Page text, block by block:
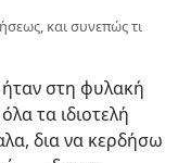
και συνεπώς τι
στη φυλακή
τα ιδιοτελή
δια να κερδήσω